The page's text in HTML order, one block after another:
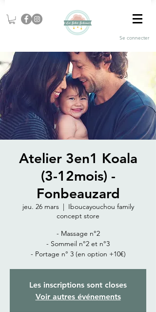
Se connecter
Atelier 3en1 Koala
(3-12mois) -
Fonbeauzard
jeu. 26 mars
  |
Iboucayouchou family
concept store
- Massage n°2
- Sommeil n°2 et n°3
- Portage n° 3 (en option +10€)
Les inscriptions sont closes
Voir autres événements